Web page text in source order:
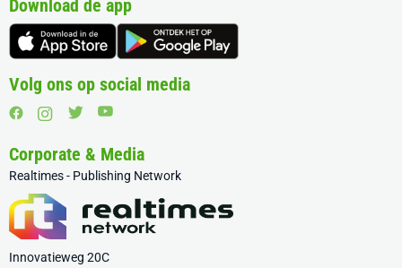
Download de app
Volg ons op social media
Corporate & Media
Realtimes - Publishing Network
Innovatieweg 20C